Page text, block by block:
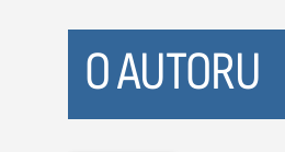
O AUTORU